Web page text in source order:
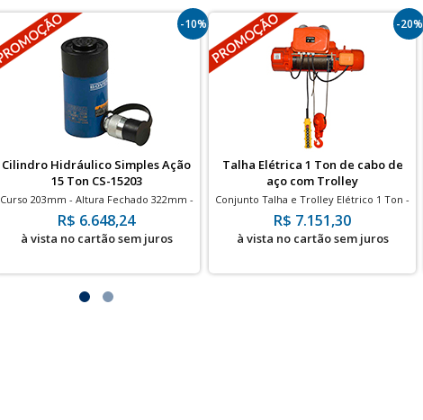
-10%
Cilindro Hidráulico Simples Ação
15 Ton CS-15203
Curso 203mm - Altura Fechado 322mm -
700bar
R$ 6.648,24
à vista no cartão sem juros
-20%
Talha Elétrica 1 Ton de cabo de
aço com Trolley
Conjunto Talha e Trolley Elétrico 1 Ton -
9m de elevação
R$ 7.151,30
à vista no cartão sem juros